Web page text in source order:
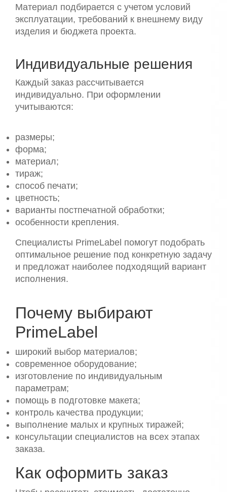
Материал подбирается с учетом условий
эксплуатации, требований к внешнему виду
изделия и бюджета проекта.
Индивидуальные решения
Каждый заказ рассчитывается
индивидуально. При оформлении
учитываются:
размеры;
форма;
материал;
тираж;
способ печати;
цветность;
варианты постпечатной обработки;
особенности крепления.
Специалисты PrimeLabel помогут подобрать
оптимальное решение под конкретную задачу
и предложат наиболее подходящий вариант
исполнения.
Почему выбирают
PrimeLabel
широкий выбор материалов;
современное оборудование;
изготовление по индивидуальным
параметрам;
помощь в подготовке макета;
контроль качества продукции;
выполнение малых и крупных тиражей;
консультации специалистов на всех этапах
заказа.
Как оформить заказ